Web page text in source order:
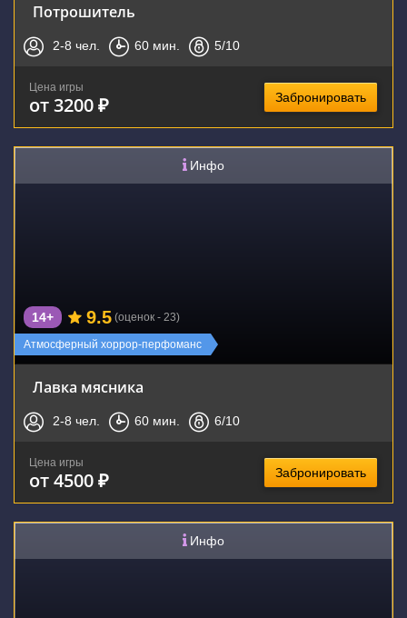
Потрошитель
2-8 чел. 60 мин. 5/10
Цена игры
от 3200 ₽ Забронировать
Инфо
Атмосферный хоррор-перфоманс
14+ 9.5 (оценок - 23)
Лавка мясника
2-8 чел. 60 мин. 6/10
Цена игры
от 4500 ₽ Забронировать
Инфо